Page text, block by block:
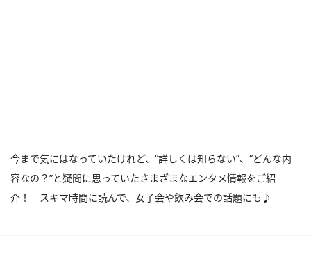
今まで気にはなっていたけれど、“詳しくは知らない”、“どんな内
容なの？”と疑問に思っていたさまざまなエンタメ情報をご紹
介！ スキマ時間に読んで、女子会や飲み会での話題にも♪